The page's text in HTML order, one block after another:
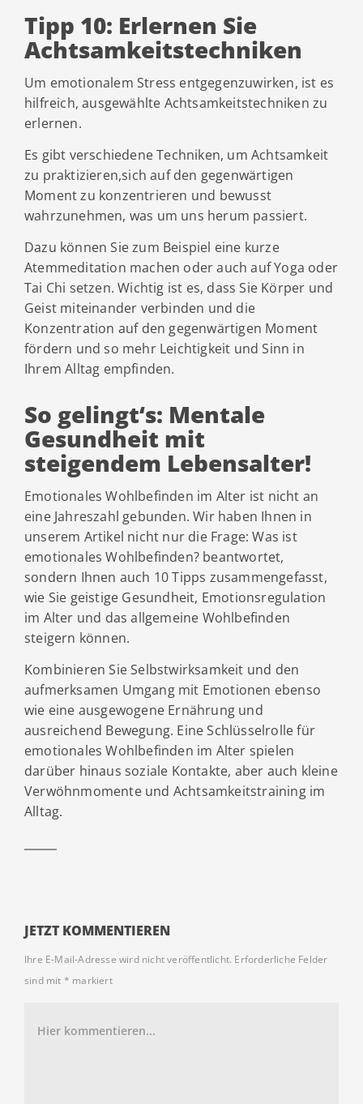
Tipp 10: Erlernen Sie
Achtsamkeitstechniken
Um emotionalem Stress entgegenzuwirken, ist es
hilfreich, ausgewählte Achtsamkeitstechniken zu
erlernen.
Es gibt verschiedene Techniken, um Achtsamkeit
zu praktizieren,sich auf den gegenwärtigen
Moment zu konzentrieren und bewusst
wahrzunehmen, was um uns herum passiert.
Dazu können Sie zum Beispiel eine kurze
Atemmeditation machen oder auch auf Yoga oder
Tai Chi setzen. Wichtig ist es, dass Sie Körper und
Geist miteinander verbinden und die
Konzentration auf den gegenwärtigen Moment
fördern und so mehr Leichtigkeit und Sinn in
Ihrem Alltag empfinden.
So gelingt‘s: Mentale
Gesundheit mit
steigendem Lebensalter!
Emotionales Wohlbefinden im Alter ist nicht an
eine Jahreszahl gebunden. Wir haben Ihnen in
unserem Artikel nicht nur die Frage: Was ist
emotionales Wohlbefinden? beantwortet,
sondern Ihnen auch 10 Tipps zusammengefasst,
wie Sie geistige Gesundheit, Emotionsregulation
im Alter und das allgemeine Wohlbefinden
steigern können.
Kombinieren Sie Selbstwirksamkeit und den
aufmerksamen Umgang mit Emotionen ebenso
wie eine ausgewogene Ernährung und
ausreichend Bewegung. Eine Schlüsselrolle für
emotionales Wohlbefinden im Alter spielen
darüber hinaus soziale Kontakte, aber auch kleine
Verwöhnmomente und Achtsamkeitstraining im
Alltag.
JETZT KOMMENTIEREN
Ihre E-Mail-Adresse wird nicht veröffentlicht. Erforderliche Felder
sind mit * markiert